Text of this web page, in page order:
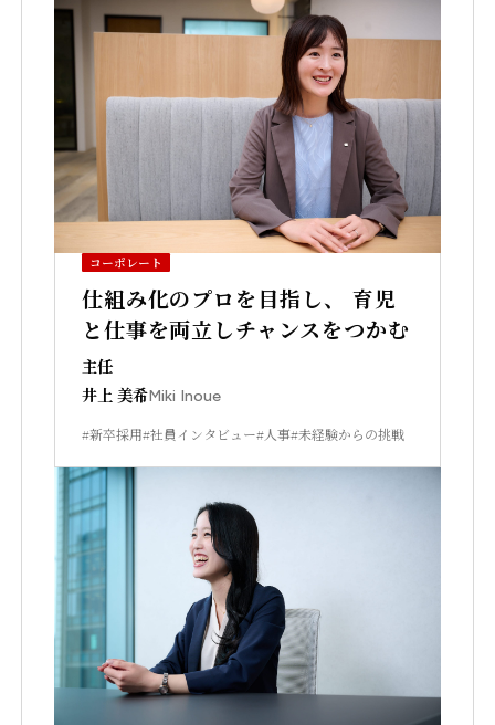
コーポレート
仕組み化のプロを目指し、 育児
と仕事を両立しチャンスをつかむ
主任
井上 美希Miki Inoue
#新卒採用#社員インタビュー#人事#未経験からの挑戦